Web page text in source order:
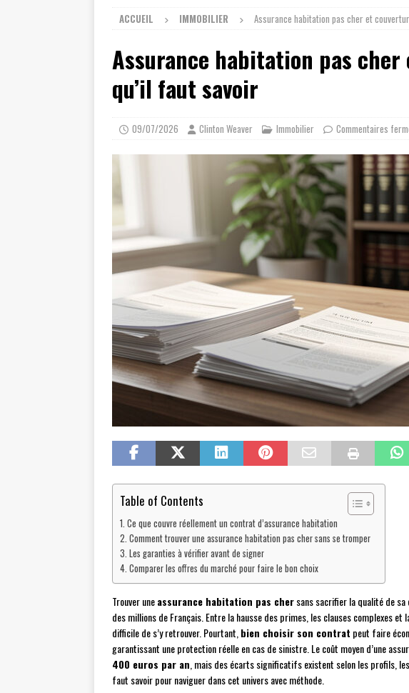
ACCUEIL IMMOBILIER Assurance habitation pas cher et
Assurance habitation pas
qu’il faut savoir
09/07/2026 Clinton Weaver Immobilier Commentaires
Table of Contents
Ce que couvre réellement un contrat d’assurance habitation
Comment trouver une assurance habitation pas cher sans se tromper
Les garanties à vérifier avant de signer
Comparer les offres du marché pour faire le bon choix
Trouver uneassurance habitation pas chersans sacrifier la qualité de
des millions de Français. Entre la hausse des primes, les clauses complexes
difficile de s’y retrouver. Pourtant, bien choisir son contrat peut faire
garantissant une protection réelle en cas de sinistre. Le coût moyen d’une
400 euros par an , mais des écarts significatifs existent selon les profils,
faut savoir pour naviguer dans cet univers avec méthode.